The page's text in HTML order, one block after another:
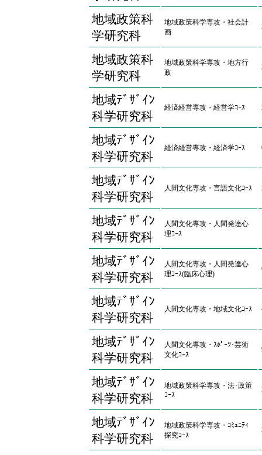
地域政策科
学研究科
地域政策科学専攻・社会計
画
地域政策科
学研究科
地域政策科学専攻・地方行
政
地域ﾃﾞｻﾞｲﾝ
科学研究科
経済経営専攻・経営学ｺｰｽ
地域ﾃﾞｻﾞｲﾝ
科学研究科
経済経営専攻・経済学ｺｰｽ
地域ﾃﾞｻﾞｲﾝ
科学研究科
人間文化専攻・言語文化ｺｰｽ
地域ﾃﾞｻﾞｲﾝ
科学研究科
人間文化専攻・人間発達心
理ｺｰｽ
地域ﾃﾞｻﾞｲﾝ
科学研究科
人間文化専攻・人間発達心
理ｺｰｽ(臨床心理)
地域ﾃﾞｻﾞｲﾝ
科学研究科
人間文化専攻・地域文化ｺｰｽ
地域ﾃﾞｻﾞｲﾝ
科学研究科
人間文化専攻・ｽﾎﾟｰﾂ･芸術
文化ｺｰｽ
地域ﾃﾞｻﾞｲﾝ
科学研究科
地域政策科学専攻・法･政策
ｺｰｽ
地域ﾃﾞｻﾞｲﾝ
科学研究科
地域政策科学専攻・ｺﾐｭﾆﾃｨ
探究ｺｰｽ